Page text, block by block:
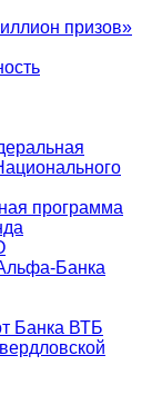
призов»
программа
Банка
Банка ВТБ